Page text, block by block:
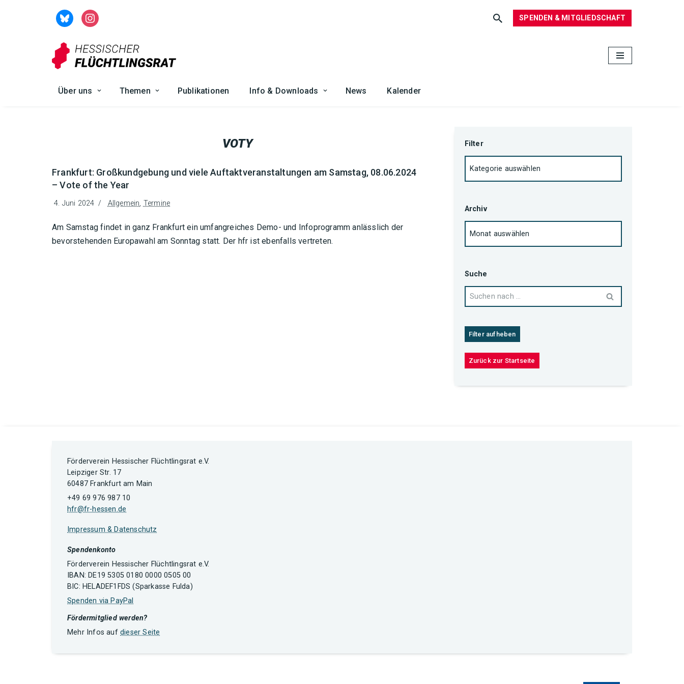
SPENDEN & MITGLIEDSCHAFT
Über uns Themen Publikationen Info & Downloads News Kalender
VOTY
Frankfurt: Großkundgebung und viele Auftaktveranstaltungen am Samstag, 08.06.2024
– Vote of the Year
4. Juni 2024 Allgemein, Termine
Am Samstag findet in ganz Frankfurt ein umfangreiches Demo- und Infoprogramm anlässlich der
bevorstehenden Europawahl am Sonntag statt. Der hfr ist ebenfalls vertreten.
Filter
Archiv
Suche
Filter aufheben
Zurück zur Startseite
Förderverein Hessischer Flüchtlingsrat e.V.
Leipziger Str. 17
60487 Frankfurt am Main
+49 69 976 987 10
hfr@fr-hessen.de
Impressum & Datenschutz
Spendenkonto
Förderverein Hessischer Flüchtlingsrat e.V.
IBAN: DE19 5305 0180 0000 0505 00
BIC: HELADEF1FDS (Sparkasse Fulda)
Spenden via PayPal
Fördermitglied werden?
Mehr Infos auf dieser Seite